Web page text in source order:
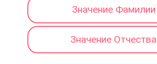
Значение Фамилии
Значение Отчества